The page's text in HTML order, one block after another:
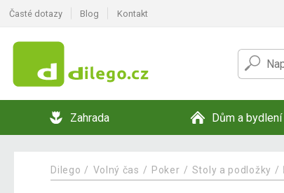
Časté dotazy Blog Kontakt
Zahrada Dům a bydlení
Dilego Volný čas Poker Stoly a podložky